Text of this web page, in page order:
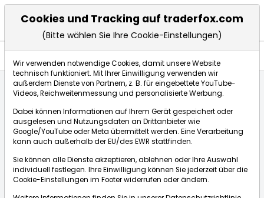
KORREKTUR: VW warnt vor höheren möglichen Kosten...
dpa-AFX Compact
ÜBERSICHT DPA-AFX PROFEED
DPA-AFX COMPACT
Cookies und Tracking auf traderfox.com
(Bitte wählen Sie Ihre Cookie-Einstellungen)
Wir verwenden notwendige Cookies, damit unsere Website
technisch funktioniert. Mit Ihrer Einwilligung verwenden wir
außerdem Dienste von Partnern, z. B. für eingebettete YouTube-
Videos, Reichweitenmessung und personalisierte Werbung.
Dabei können Informationen auf Ihrem Gerät gespeichert oder
ausgelesen und Nutzungsdaten an Drittanbieter wie
Google/YouTube oder Meta übermittelt werden. Eine Verarbeitung
kann auch außerhalb der EU/des EWR stattfinden.
Sie können alle Dienste akzeptieren, ablehnen oder Ihre Auswahl
individuell festlegen. Ihre Einwilligung können Sie jederzeit über die
Cookie-Einstellungen im Footer widerrufen oder ändern.